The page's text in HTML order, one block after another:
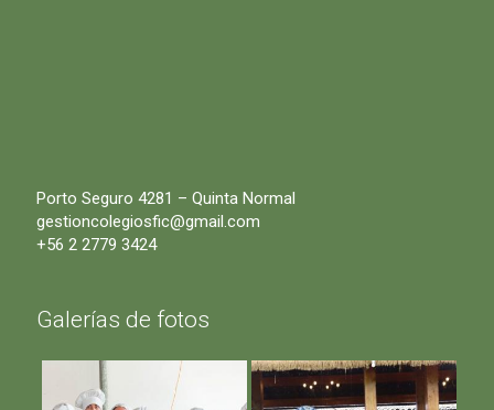
Porto Seguro 4281 – Quinta Normal
gestioncolegiosfic@gmail.com
+56 2 2779 3424
Galerías de fotos